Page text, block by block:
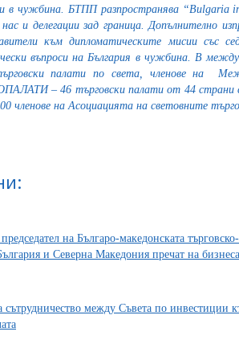
в чужбина. БТПП разпространява “Bulgaria
и делегации зад граница. Допълнително
към дипломатическите мисии
въпроси на България в чужбина. В
палати по света, членове на
– 46 търговски палати от 44 страни
членове на Асоциацията на световните
на Българо-македонската
и Северна Македония пречат на бизнеса
сътрудничество между Съвета по инвестиции